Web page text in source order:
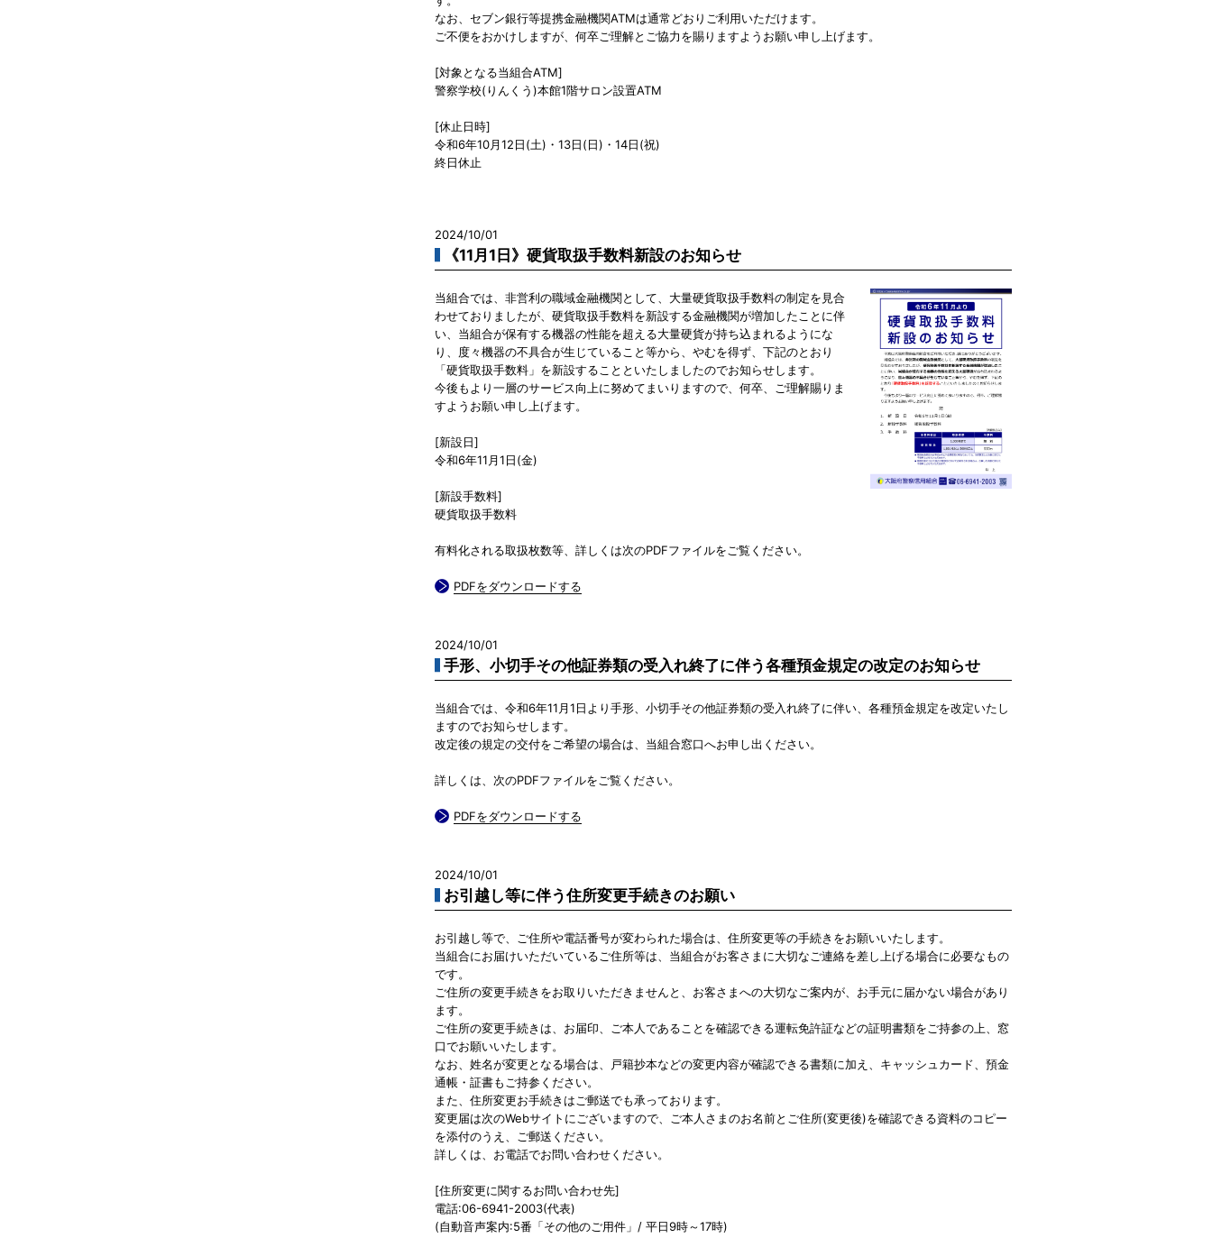
なお、セブン銀行等提携金融機関ATMは通常どおりご利用いただけます。
ご不便をおかけしますが、何卒ご理解とご協力を賜りますようお願い申し上げます。
[対象となる当組合ATM]
警察学校(りんくう)本館1階サロン設置ATM
[休止日時]
令和6年10月12日(土)・13日(日)・14日(祝)
終日休止
2024/10/01
《11月1日》硬貨取扱手数料新設のお知らせ
当組合では、非営利の職域金融機関として、大量硬貨取扱手数料の制定を見合
わせておりましたが、硬貨取扱手数料を新設する金融機関が増加したことに伴
い、当組合が保有する機器の性能を超える大量硬貨が持ち込まれるようにな
り、度々機器の不具合が生じていること等から、やむを得ず、下記のとおり
「硬貨取扱手数料」を新設することといたしましたのでお知らせします。
今後もより一層のサービス向上に努めてまいりますので、何卒、ご理解賜りま
すようお願い申し上げます。
[新設日]
令和6年11月1日(金)
[新設手数料]
硬貨取扱手数料
有料化される取扱枚数等、詳しくは次のPDFファイルをご覧ください。
PDFをダウンロードする
2024/10/01
手形、小切手その他証券類の受入れ終了に伴う各種預金規定の改定のお知らせ
当組合では、令和6年11月1日より手形、小切手その他証券類の受入れ終了に伴い、各種預金規定を改定いたし
ますのでお知らせします。
改定後の規定の交付をご希望の場合は、当組合窓口へお申し出ください。
詳しくは、次のPDFファイルをご覧ください。
PDFをダウンロードする
2024/10/01
お引越し等に伴う住所変更手続きのお願い
お引越し等で、ご住所や電話番号が変わられた場合は、住所変更等の手続きをお願いいたします。
当組合にお届けいただいているご住所等は、当組合がお客さまに大切なご連絡を差し上げる場合に必要なもの
です。
ご住所の変更手続きをお取りいただきませんと、お客さまへの大切なご案内が、お手元に届かない場合があり
ます。
ご住所の変更手続きは、お届印、ご本人であることを確認できる運転免許証などの証明書類をご持参の上、窓
口でお願いいたします。
なお、姓名が変更となる場合は、戸籍抄本などの変更内容が確認できる書類に加え、キャッシュカード、預金
通帳・証書もご持参ください。
また、住所変更お手続きはご郵送でも承っております。
変更届は次のWebサイトにございますので、ご本人さまのお名前とご住所(変更後)を確認できる資料のコピー
を添付のうえ、ご郵送ください。
詳しくは、お電話でお問い合わせください。
[住所変更に関するお問い合わせ先]
電話:06-6941-2003(代表)
(自動音声案内:5番「その他のご用件」/ 平日9時～17時)